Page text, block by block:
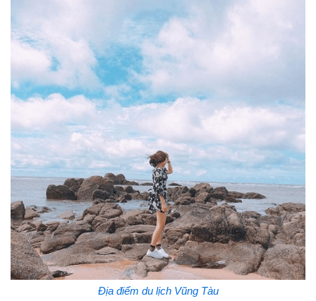
Địa điểm du lịch Vũng Tàu